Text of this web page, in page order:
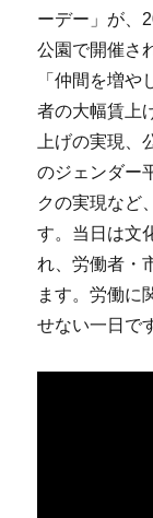
ーデー」が、
公園で開催さ
「仲間を増
者の大幅賃上
上げの実現、
のジェンダー
クの実現など
す。当日は文
れ、労働者・
ます。労働に
せない一日で